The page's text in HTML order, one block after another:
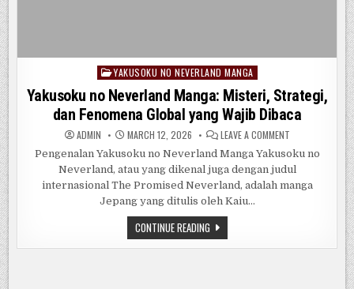
Posted
YAKUSOKU NO NEVERLAND MANGA
Yakusoku no Neverland Manga: Misteri, Strategi,
dan Fenomena Global yang Wajib Dibaca
ADMIN MARCH 12, 2026 LEAVE A COMMENTON
NO
NEVERLAND
MANGA:
MISTERI,
STRATEGI,
DIBACA
Pengenalan Yakusoku no Neverland Manga Yakusoku no
Neverland, atau yang dikenal juga dengan judul
internasional The Promised Neverland, adalah manga
Jepang yang ditulis oleh Kaiu…
CONTINUE READINGYAKUSOKU
NO
NEVERLAND